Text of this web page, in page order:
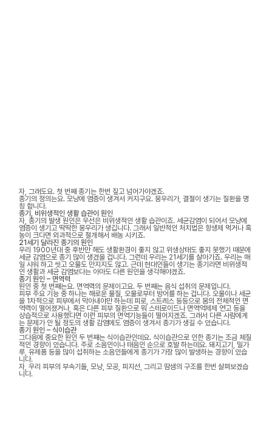
자, 그래도요. 첫 번째 종기는 한번 짚고 넘어가야겠죠.
종기의 정의는요. 모낭에 염증이 생겨서 커지구요. 몽우리가, 결절이 생기는 질환을 명
칭 합니다.
종기, 비위생적인 생활 습관이 원인
자, 종기의 발생 원인은 우선은 비위생적인 생활 습관이죠. 세균감염이 되어서 모낭에
염증이 생기고 딱딱한 몽우리가 생깁니다. 그래서 일반적인 처치법은 항생제 먹거나 혹
농이 크다면 외과적으로 절개해서 배농 시키죠.
21세기 달라진 종기의 원인
우리 1900년대 중 후반만 해도 생활환경이 좋지 않고 위생상태도 좋지 못했기 때문에
세균 감염으로 종기 많이 생겼을 겁니다. 그런데 우리는 21세기를 살아가죠. 우리는 매
일 샤워 하고 씻고 오물도 만지지도 않고. 근데 현대인들이 생기는 종기라면 비위생적
인 생활과 세균 감염보다는 아마도 다른 원인을 생각해야겠죠.
종기 원인 – 면역력
원인 중 첫 번째는요. 면역력의 문제이고요. 두 번째는 음식 섭취의 문제입니다.
피부 주요 기능 중 하나는 해로운 물질, 오물로부터 방어를 하는 겁니다. 오물이나 세균
을 1차적으로 피부에서 막아내야만 하는데 피로, 스트레스 등등으로 몸의 전체적인 면
역력이 떨어졌거나, 혹은 다른 피부 질환으로 뭐 스테로이드나 면역억제제 연고 등을
상습적으로 사용했다면 이런 피부의 면역기능들이 떨어지겠죠. 그래서 다른 사람에게
는 문제가 안 될 정도의 생활 감염에도 염증이 생겨서 종기가 생길 수 있습니다.
종기 원인 – 식이습관
그다음에 중요한 원인 두 번째는 식이습관인데요. 식이습관으로 인한 종기는 조금 체질
적인 경향이 있습니다. 주로 소음인이나 태음인 순으로 호발 하는데요. 돼지고기, 밀가
루, 유제품 등을 많이 섭취하는 소음인들에게 종기가 가장 많이 발생하는 경향이 있습
니다.
자, 우리 피부의 부속기들, 모낭, 모공, 피지선, 그리고 땀샘의 구조를 한번 살펴보겠습
니다.